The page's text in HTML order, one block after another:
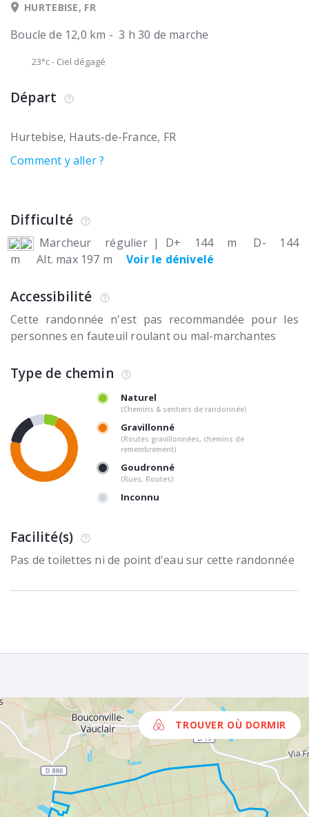
HURTEBISE, FR
Boucle de 12,0 km - 3 h 30 de marche
23°c- Ciel dégagé
Départ
Hurtebise Hauts-de-France FR
Comment y aller ?
Difficulté
Marcheur régulier | D+ 144 m
D- 144
m
Alt. max 197 m Voir le dénivelé
Accessibilité
Cette randonnée n'est pas recommandée pour les
personnes en fauteuil roulant ou mal-marchantes
Type de chemin
Naturel
(Chemins & sentiers de randonnée)
Gravillonné
(Routes gravillonnées, chemins de
remembrement)
Goudronné
(Rues, Routes)
Inconnu
Facilité(s)
Pas de toilettes ni de point d'eau sur cette randonnée
TROUVER OÙ DORMIR